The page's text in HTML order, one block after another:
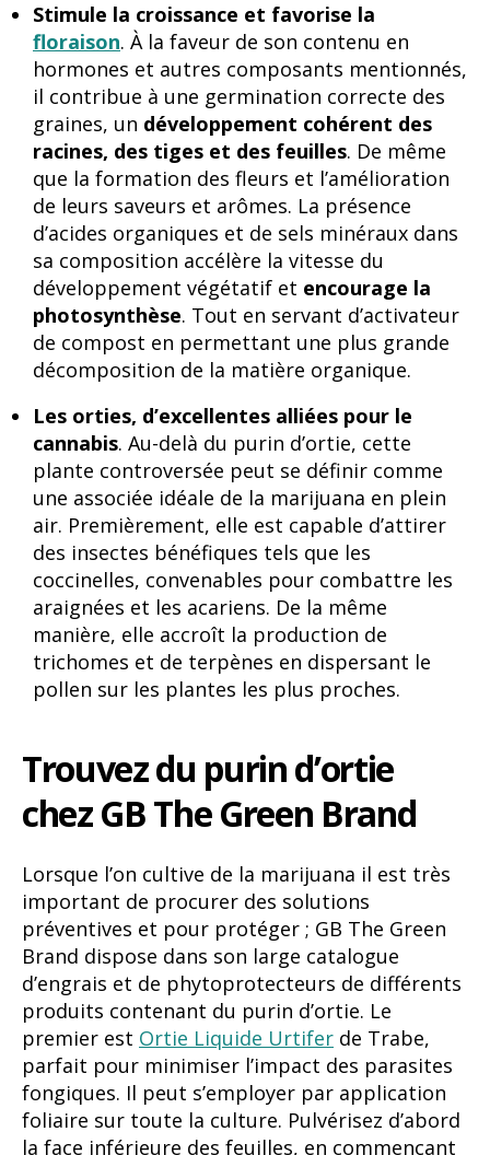
Stimule la croissance et favorise la
floraison. À la faveur de son contenu en
hormones et autres composants mentionnés,
il contribue à une germination correcte des
graines, un développement cohérent des
racines, des tiges et des feuilles. De même
que la formation des fleurs et l’amélioration
de leurs saveurs et arômes. La présence
d’acides organiques et de sels minéraux dans
sa composition accélère la vitesse du
développement végétatif et encourage la
photosynthèse. Tout en servant d’activateur
de compost en permettant une plus grande
décomposition de la matière organique.
Les orties, d’excellentes alliées pour le
cannabis. Au-delà du purin d’ortie, cette
plante controversée peut se définir comme
une associée idéale de la marijuana en plein
air. Premièrement, elle est capable d’attirer
des insectes bénéfiques tels que les
coccinelles, convenables pour combattre les
araignées et les acariens. De la même
manière, elle accroît la production de
trichomes et de terpènes en dispersant le
pollen sur les plantes les plus proches.
Trouvez du purin d’ortie
chez GB The Green Brand
Lorsque l’on cultive de la marijuana il est très
important de procurer des solutions
préventives et pour protéger ; GB The Green
Brand dispose dans son large catalogue
d’engrais et de phytoprotecteurs de différents
produits contenant du purin d’ortie. Le
premier est Ortie Liquide Urtifer de Trabe,
parfait pour minimiser l’impact des parasites
fongiques. Il peut s’employer par application
foliaire sur toute la culture. Pulvérisez d’abord
la face inférieure des feuilles, en commençant